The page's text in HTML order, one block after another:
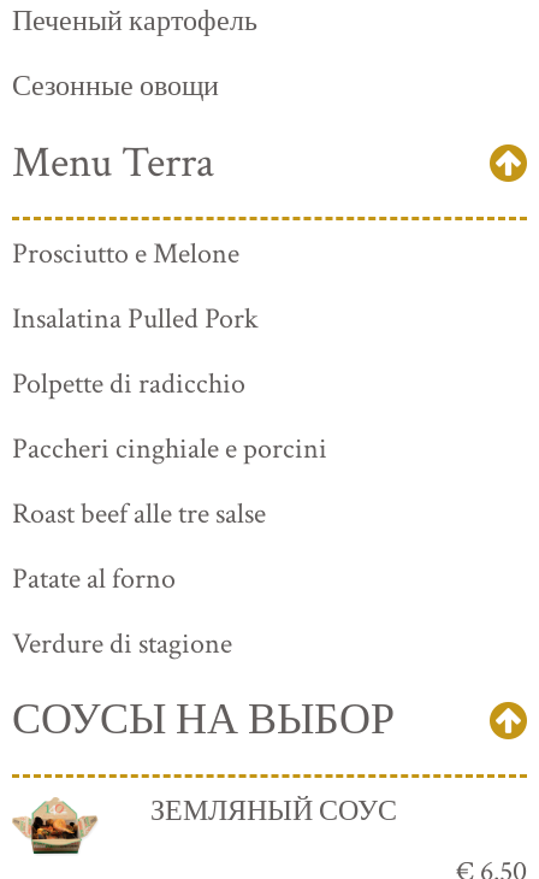
Печеный картофель
Сезонные овощи
Menu Terra
Prosciutto e Melone
Insalatina Pulled Pork
Polpette di radicchio
Paccheri cinghiale e porcini
Roast beef alle tre salse
Patate al forno
Verdure di stagione
СОУСЫ НА ВЫБОР
ЗЕМЛЯНЫЙ СОУС
€ 6.50